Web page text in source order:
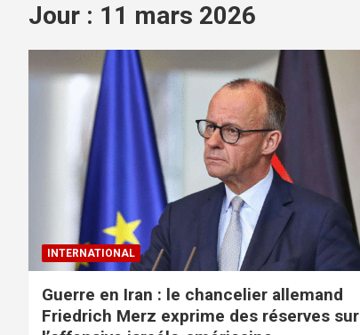
Jour : 11 mars 2026
INTERNATIONAL
Guerre en Iran : le chancelier allemand
Friedrich Merz exprime des réserves sur